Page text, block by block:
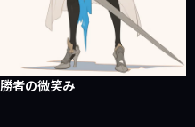
勝者の微笑み